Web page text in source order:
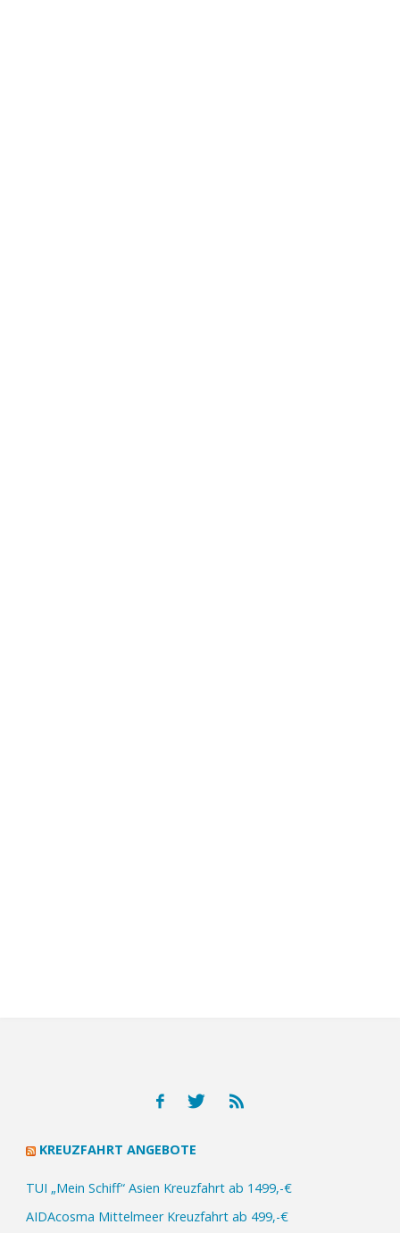
KREUZFAHRT ANGEBOTE
TUI „Mein Schiff“ Asien Kreuzfahrt ab 1499,-€
AIDAcosma Mittelmeer Kreuzfahrt ab 499,-€